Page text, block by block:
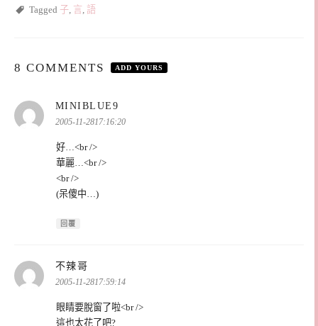
Tagged 子 言 語
8 COMMENTS ADD YOURS
MINIBLUE9
示:
2005-11-2817:16:20
好…<br />
華麗…<br />
<br />
(呆傻中…)
回覆
不辣哥
示:
2005-11-2817:59:14
眼睛要脫窗了啦<br />
這也太花了吧?